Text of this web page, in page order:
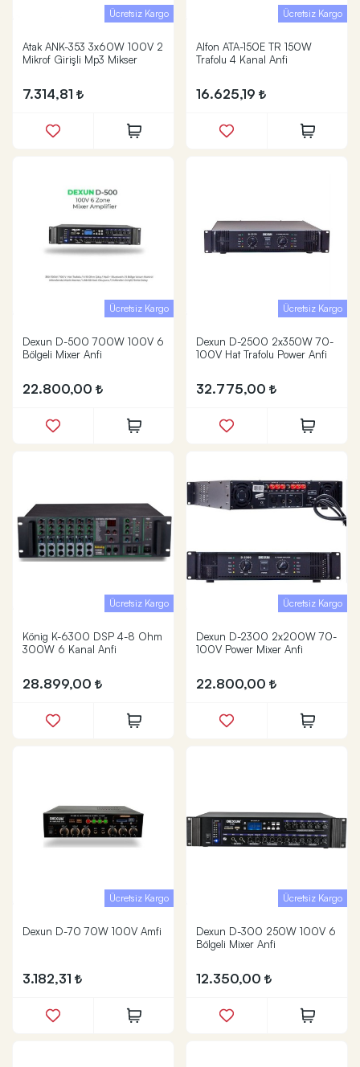
Ücretsiz Kargo
Atak ANK-353 3x60W 100V 2
Mikrof Girişli Mp3 Mikser
7.314,81
Ücretsiz Kargo
Alfon ATA-150E TR 150W
Trafolu 4 Kanal Anfi
16.625,19
Ücretsiz Kargo
Dexun D-500 700W 100V 6
Bölgeli Mixer Anfi
22.800,00
Ücretsiz Kargo
Dexun D-2500 2x350W 70-
100V Hat Trafolu Power Anfi
32.775,00
Ücretsiz Kargo
König K-6300 DSP 4-8 Ohm
300W 6 Kanal Anfi
28.899,00
Ücretsiz Kargo
Dexun D-2300 2x200W 70-
100V Power Mixer Anfi
22.800,00
Ücretsiz Kargo
Dexun D-70 70W 100V Amfi
3.182,31
Ücretsiz Kargo
Dexun D-300 250W 100V 6
Bölgeli Mixer Anfi
12.350,00